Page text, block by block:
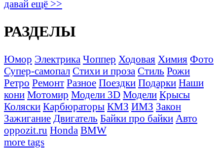
давай ещё >>
РАЗДЕЛЫ
Юмор Электрика Чоппер Ходовая Химия Фото
Супер-самопал Стихи и проза Стиль Рожи
Ретро Ремонт Разное Поездки Подарки Наши
кони Мотомир Модели 3D Модели Крысы
Коляски Карбюраторы КМЗ ИМЗ Закон
Зажигание Двигатель Байки про байки Авто
oppozit.ru Honda BMW
more tags